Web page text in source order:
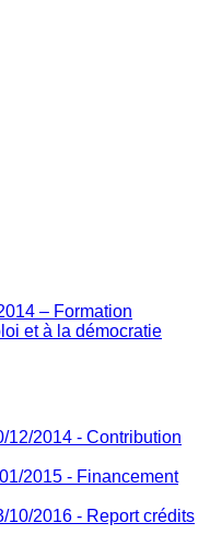
– Formation
et à la démocratie
12/2014 - Contribution
2015 - Financement
10/2016 - Report crédits